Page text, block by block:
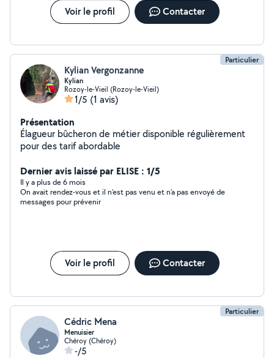
Voir le profil Contacter
Particulier
Kylian Vergonzanne
Kylian
Rozoy-le-Vieil (Rozoy-le-Vieil)
1/5 (1 avis)
Présentation
Élagueur bûcheron de métier disponible régulièrement
pour des tarif abordable
Dernier avis laissé par ELISE : 1/5
Il y a plus de 6 mois
On avait rendez-vous et il n’est pas venu et n’a pas envoyé de
messages pour prévenir
Voir le profil Contacter
Particulier
Cédric Mena
Menuisier
Chéroy (Chéroy)
-/5